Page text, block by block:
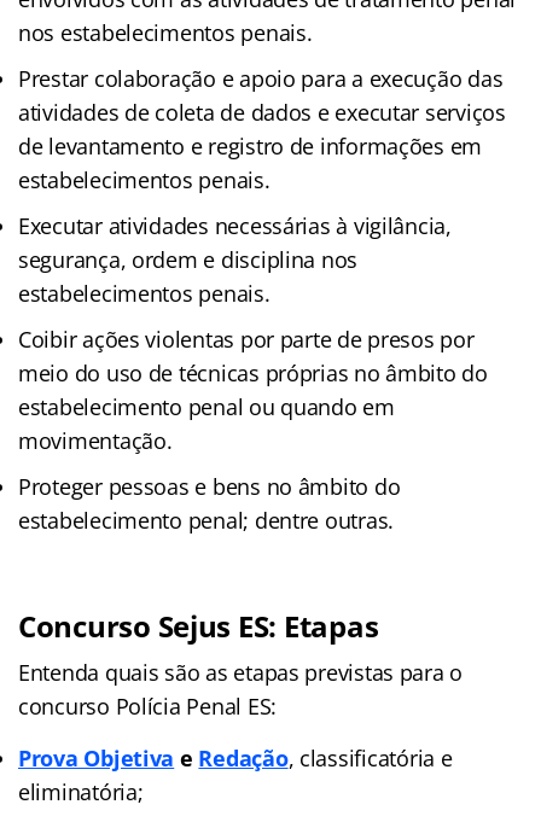
nos estabelecimentos penais.
Prestar colaboração e apoio para a execução das
atividades de coleta de dados e executar serviços
de levantamento e registro de informações em
estabelecimentos penais.
Executar atividades necessárias à vigilância,
segurança, ordem e disciplina nos
estabelecimentos penais.
Coibir ações violentas por parte de presos por
meio do uso de técnicas próprias no âmbito do
estabelecimento penal ou quando em
movimentação.
Proteger pessoas e bens no âmbito do
estabelecimento penal; dentre outras.
Concurso Sejus ES: Etapas
Entenda quais são as etapas previstas para o
concurso Polícia Penal ES:
Prova Objetiva e Redação, classificatória e
eliminatória;